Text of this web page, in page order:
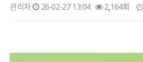
관리자 26-02-27 13:04 2,164회